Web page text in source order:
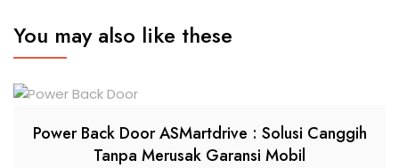
You may also like these
Power Back Door ASMartdrive : Solusi Canggih
Tanpa Merusak Garansi Mobil